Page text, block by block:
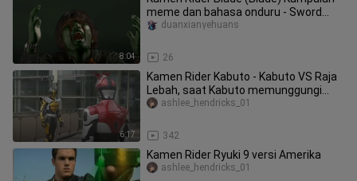
8:04
meme dan bahasa onduru - Sword
Chef akan langsung ke sarangnya se
26
duanxianyehuans
6:17
Kamen Rider Kabuto - Kabuto VS Raja
Lebah, saat Kabuto memunggungi
Anda, nasib Anda akan hancur
342
ashlee_hendricks_01
Kamen Rider Ryuki 9 versi Amerika
ashlee_hendricks_01